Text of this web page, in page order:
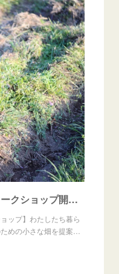
小さな暮らしの小さな畑ワークショップ開催のお知らせ - 小さな暮らしの畑屋さん
ップ】わたしたち暮ら
めの小さな畑を提案…